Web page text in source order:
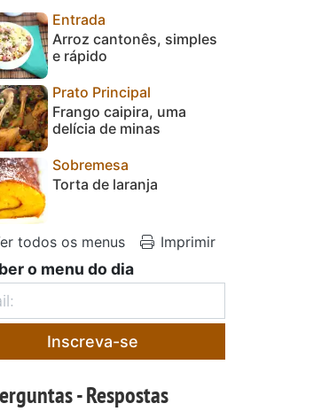
Entrada
Arroz cantonês, simples
e rápido
Prato Principal
Frango caipira, uma
delícia de minas
Sobremesa
Torta de laranja
todos os menus Imprimir
o menu do dia
Inscreva-se
- Respostas